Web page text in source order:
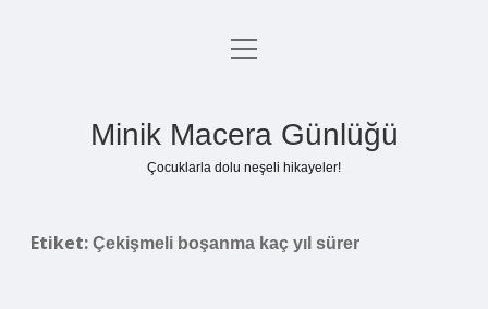
Anasayfa
menüyü
Minik Macera Günlüğü
Çocuklarla dolu neşeli hikayeler!
Etiket: Çekişmeli boşanma kaç yıl sürer